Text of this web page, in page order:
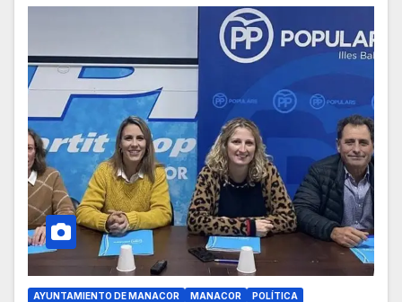
AYUNTAMIENTO DE MANACOR MANACOR
POLÍTICA